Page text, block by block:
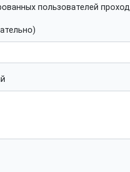
пользователей